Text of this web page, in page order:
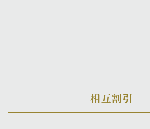
相互割引